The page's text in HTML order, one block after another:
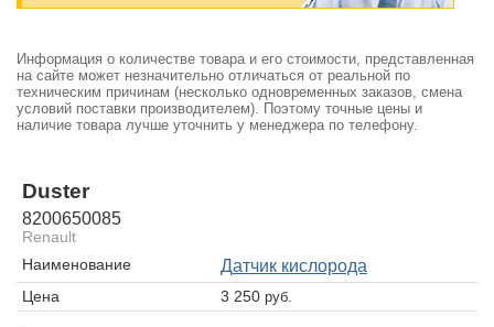
Информация о количестве товара и его стоимости, представленная
на сайте может незначительно отличаться от реальной по
техническим причинам (несколько одновременных заказов, смена
условий поставки производителем). Поэтому точные цены и
наличие товара лучше уточнить у менеджера по телефону.
Duster
8200650085
Renault
Наименование
датчик кислорода
Цена 3 250 руб.